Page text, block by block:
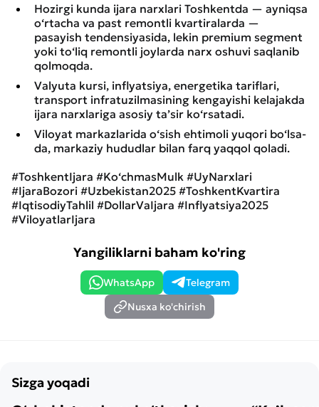
Hozirgi kunda ijara narxlari Toshkentda — ayniqsa
o‘rtacha va past remontli kvartiralarda —
pasayish tendensiyasida, lekin premium segment
yoki to‘liq remontli joylarda narx oshuvi saqlanib
qolmoqda.
Valyuta kursi, inflyatsiya, energetika tariflari,
transport infratuzilmasining kengayishi kelajakda
ijara narxlariga asosiy ta’sir ko‘rsatadi.
Viloyat markazlarida o‘sish ehtimoli yuqori bo‘lsa-
da, markaziy hududlar bilan farq yaqqol qoladi.
#ToshkentIjara #Ko‘chmasMulk #UyNarxlari
#IjaraBozori #Uzbekistan2025 #ToshkentKvartira
#IqtisodiyTahlil #DollarVaIjara #Inflyatsiya2025
#ViloyatlarIjara
Yangiliklarni baham ko'ring
WhatsApp
Telegram
Nusxa ko'chirish
Sizga yoqadi